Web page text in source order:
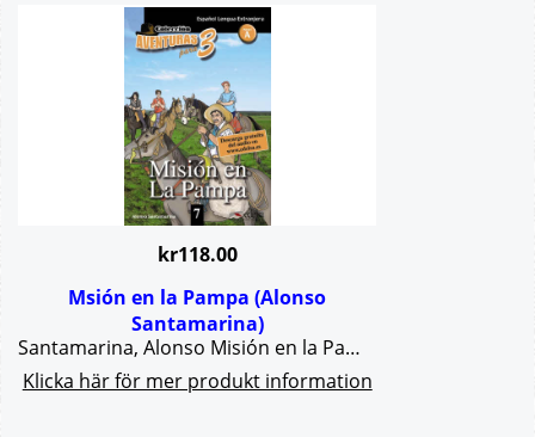
kr118.00
Msión en la Pampa (Alonso
Santamarina)
Santamarina, Alonso Misión en la Pampa - nivel A1-A2 Colección Aventuras para 3 Editorial Edelsa Lectura graduada de español lengua extranjera, para niños y adolescente (10-14 años). Nivel A1/A2.Andrés, Juan y Rocío ganan un concurso organizado por Unicef que tiene como premio un maravilloso viaje a Argentina donde visitarán primero las cataratas de Iguazú, luego La Pampa y, por último, Tierra del Fuego.
Klicka här för mer produkt information